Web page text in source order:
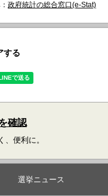
政府統計の総合窓口(e-Stat)
する
確認
、便利に。
選挙ニュース